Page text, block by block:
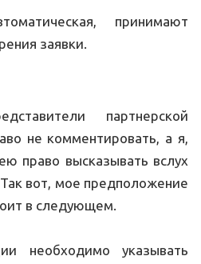
принимают
заявки.
партнерской
не комментировать, а я,
право высказывать вслух
вот, мое предположение
в следующем.
необходимо указывать